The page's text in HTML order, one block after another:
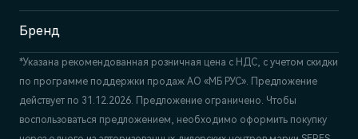
Бренд
*Указана рекомендованная розничная цена c НДС, с учетом скидки
по программе поддержки продаж АО «МБ РУС». Предложение
действует по 31.12.2026. Предложение ограничено. Чтобы
воспользоваться предложением, необходимо оформить покупку